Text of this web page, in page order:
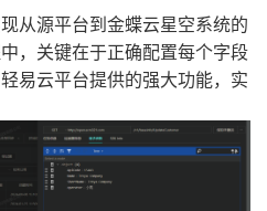
从源平台到金蝶云星空系统的
，关键在于正确配置每个字段
易云平台提供的强大功能，实